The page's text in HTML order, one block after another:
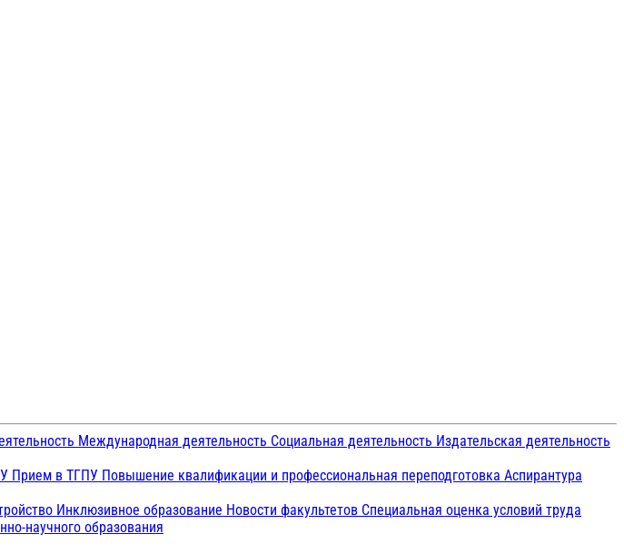
Международная деятельность Социальная деятельность Издательская деятельность
Прием в ТГПУ Повышение квалификации и профессиональная переподготовка Аспирантура
Инклюзивное образование Новости факультетов Специальная оценка условий труда
научного образования